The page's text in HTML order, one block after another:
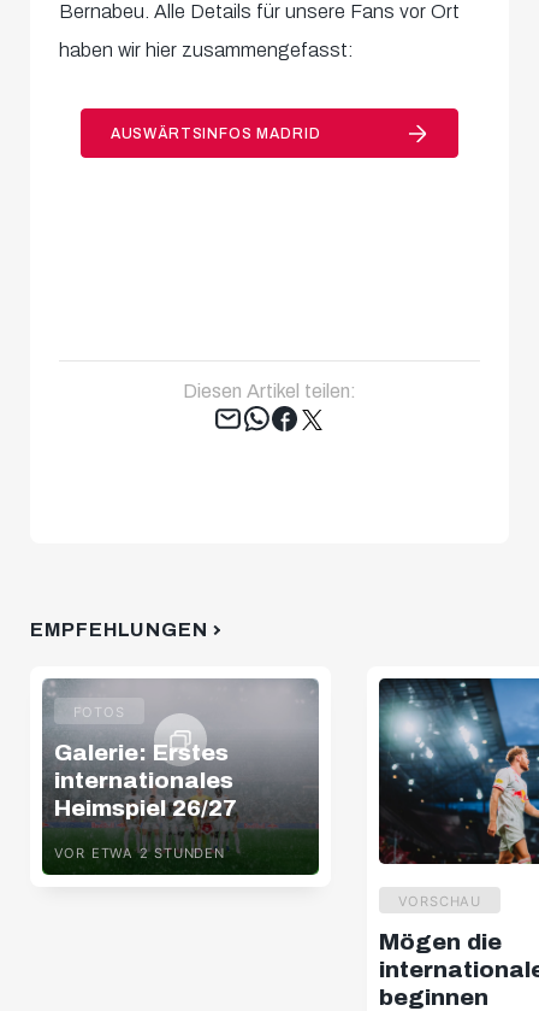
Bernabeu. Alle Details für unsere Fans vor Ort
haben wir hier zusammengefasst:
AUSWÄRTSINFOS MADRID
Diesen Artikel teilen:
Tweet
EMPFEHLUNGEN
FOTOS
Galerie: Erstes
internationales
Heimspiel 26/27
VOR ETWA 2 STUNDEN
VORSCHAU
Mögen die
beginnen